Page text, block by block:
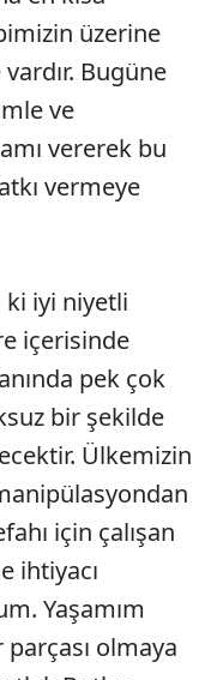
üzerine
Bugüne
ve
vererek bu
vermeye
ki iyi niyetli
içerisinde
pek çok
bir şekilde
Ülkemizin
için çalışan
ihtiyacı
Yaşamım
olmaya